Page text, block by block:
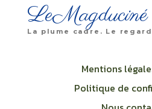
LeMagduciné
La plume cadre. Le
Mentions
Politique de